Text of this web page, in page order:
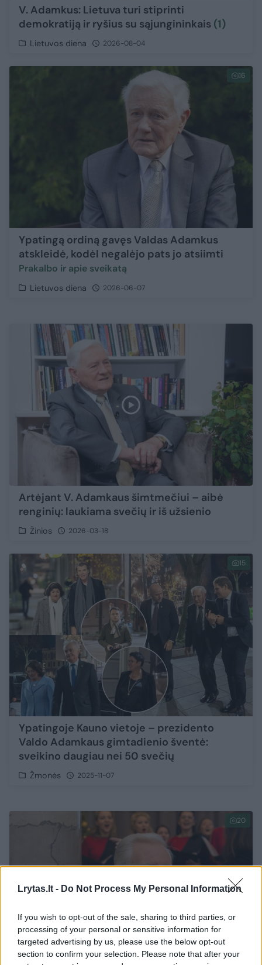
Lrytas.lt - Do Not Process My Personal Information
If you wish to opt-out of the sale, sharing to third parties, or
processing of your personal or sensitive information for
targeted advertising by us, please use the below opt-out
section to confirm your selection. Please note that after your
V. Adamkus: Lietuva turi stiprinti
demokratiją ir ryšius su sąjungininkais (1)
Lietuvos diena 2026-08-04
16
Ypatingą ordiną gavęs Valdas Adamkus
atskleidė, kodėl negalėjo pats jo atsiimti
Prakalbo ir apie sveikatą
Lietuvos diena 2026-06-07
Artėjant V. Adamkaus šimtmečiui – aibė
renginių: laukiama svečių ir iš užsienio
Žinios 2026-03-18
15
Ypatingoje Kauno vietoje – prezidento
Valdo Adamkaus gimtadienio šventė:
sveikino daugiau nei 50 svečių
Žmonės 2025-11-07
20